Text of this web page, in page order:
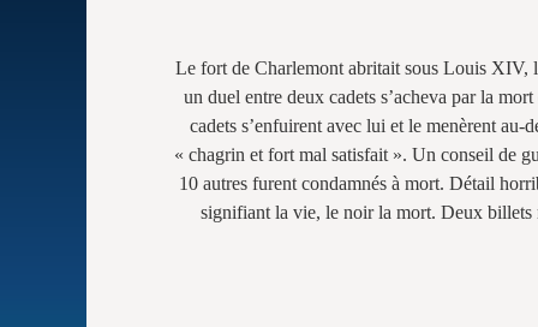
Le fort de Charlemont abritait sous Louis XIV,
un duel entre deux cadets s’acheva par la
cadets s’enfuirent avec lui et le menèrent
« chagrin et fort mal satisfait ». Un conseil de
10 autres furent condamnés à mort. Détail
signifiant la vie, le noir la mort. Deux billets